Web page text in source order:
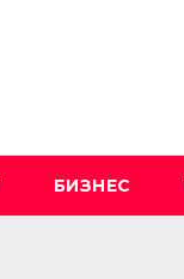
БИЗНЕС